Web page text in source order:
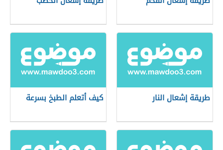
طريقة إشعال النار كيف أتعلم الطبخ بسرعة